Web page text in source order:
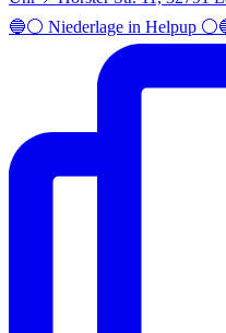
🔵⚪️ Niederlage in Helpup